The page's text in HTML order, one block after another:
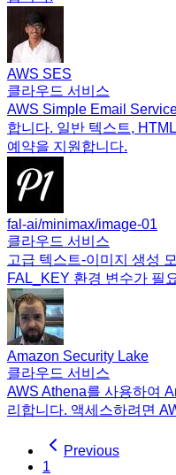
AWS SES
클라우드 서비스
AWS Simple Email
합니다. 일반 텍스트,
예약을 지원합니다.
fal-ai/minimax/image-01
클라우드 서비스
고급 텍스트-이미지 생성
FAL_KEY 환경 변수가 필
Amazon Security Lake
클라우드 서비스
AWS Athena를 사용하여
리합니다. 액세스하려면
Previous
1